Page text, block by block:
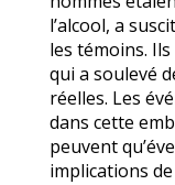
l’alcool, a
les témoins.
qui a soulevé
réelles. Les
dans cette
peuvent
implications